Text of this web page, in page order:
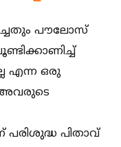
പൗലോസ്
എന്ന ഒരു
പിതാവ്